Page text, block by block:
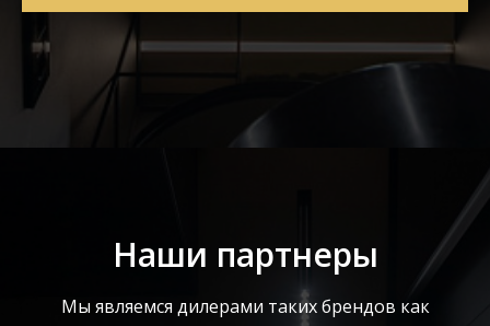
Наши партнеры
Мы являемся дилерами таких брендов как